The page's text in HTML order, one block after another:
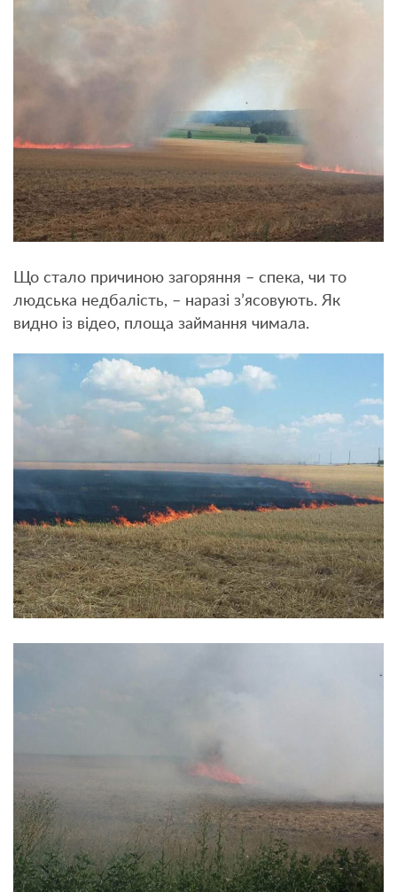
Що стало причиною загоряння – спека, чи то
людська недбалість, – наразі з’ясовують. Як
видно із відео, площа займання чимала.